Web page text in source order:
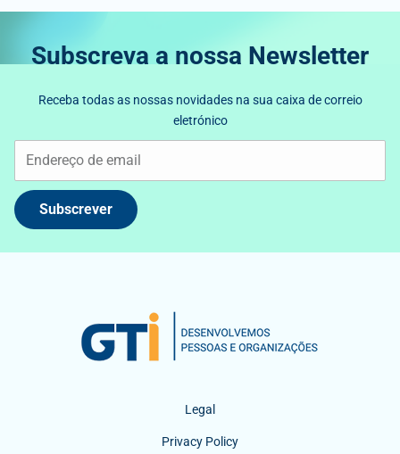
Subscreva a nossa Newsletter
Receba todas as nossas novidades na sua caixa de correio
eletrónico
Subscrever
Legal
Privacy Policy